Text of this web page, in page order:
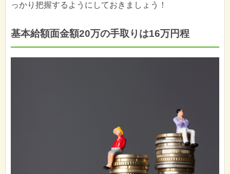
っかり把握するようにしておきましょう！
基本給額面金額20万の手取りは16万円程